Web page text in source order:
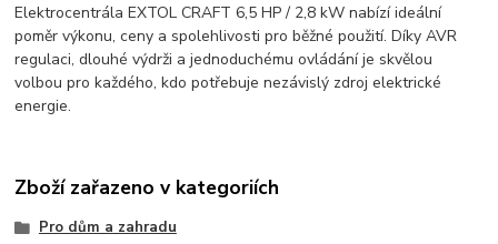
Elektrocentrála EXTOL CRAFT 6,5 HP / 2,8 kW nabízí ideální
poměr výkonu, ceny a spolehlivosti pro běžné použití. Díky AVR
regulaci, dlouhé výdrži a jednoduchému ovládání je skvělou
volbou pro každého, kdo potřebuje nezávislý zdroj elektrické
energie.
Zboží zařazeno v kategoriích
Pro dům a zahradu